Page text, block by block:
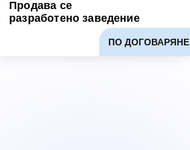
Продава се
разработено заведение
ПО ДОГОВАРЯНЕ